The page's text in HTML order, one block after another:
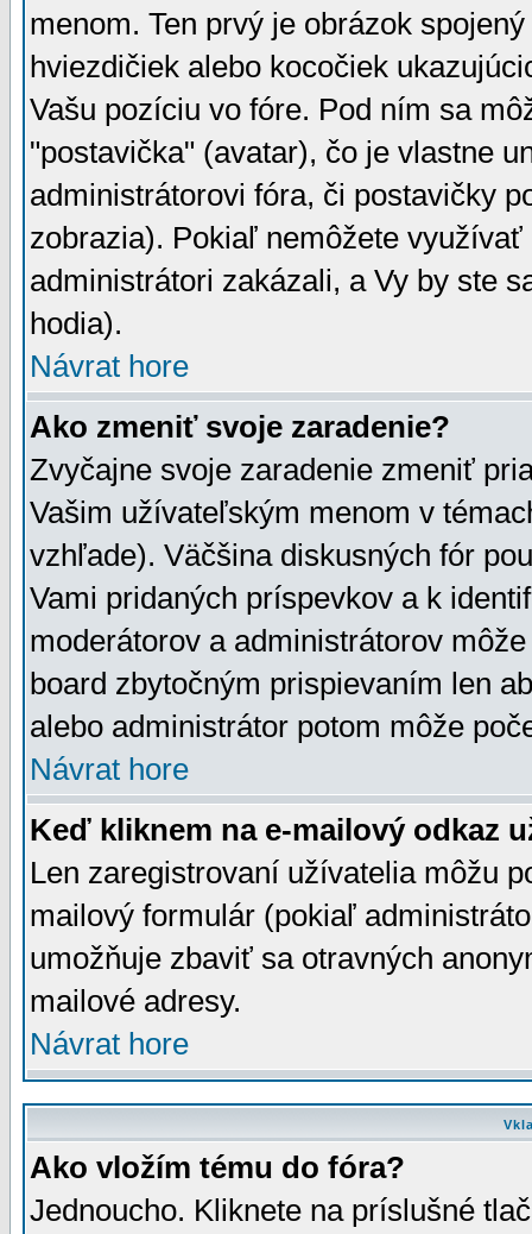
menom. Ten prvý je obrázok
hviezdičiek alebo kocočiek
Vašu pozíciu vo fóre. Pod ním sa
"postavička" (avatar), čo je vlastne
administrátorovi fóra, či postavičky
zobrazia). Pokiaľ nemôžete
administrátori zakázali, a Vy by ste
hodia).
Návrat hore
Ako zmeniť svoje zaradenie?
Zvyčajne svoje zaradenie zmeniť
Vašim užívateľským menom v
vzhľade). Väčšina diskusných fór
Vami pridaných príspevkov a k
moderátorov a administrátorov
board zbytočným prispievaním len
alebo administrátor potom môže
Návrat hore
Keď kliknem na e-mailový odkaz
Len zaregistrovaní užívatelia môžu
mailový formulár (pokiaľ
umožňuje zbaviť sa otravných
mailové adresy.
Návrat hore
Ako vložím tému do fóra?
Jednoucho. Kliknete na príslušné